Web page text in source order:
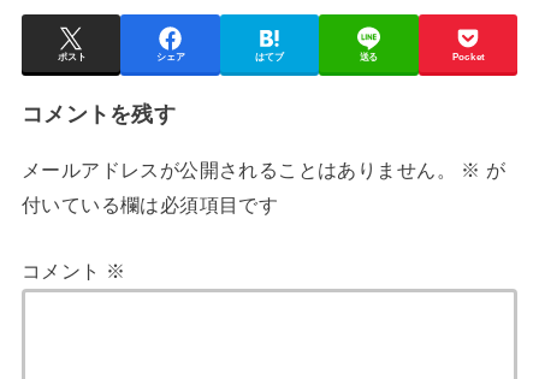
ポスト シェア はてブ 送る Pocket
コメントを残す
メールアドレスが公開されることはありません。 ※ が
付いている欄は必須項目です
コメント ※